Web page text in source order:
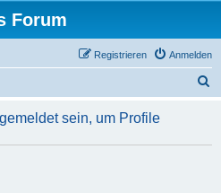
Forum
Anmelden
Registrieren
h
sein, um Profile